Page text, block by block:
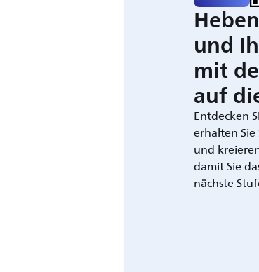
und
mit
auf
Entdecken
erhalten
und
damit Sie
nächste